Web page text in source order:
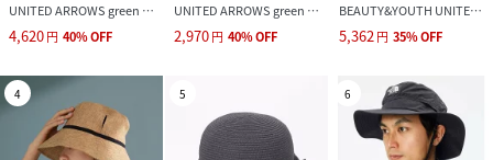
UNITED ARROWS green label relaxing
4,620円 40%OFF
UNITED ARROWS green label relaxing
2,970円 40%OFF
BEAUTY&YOUTH UNITED ARROWS
5,362円 35%OFF
4 5 6